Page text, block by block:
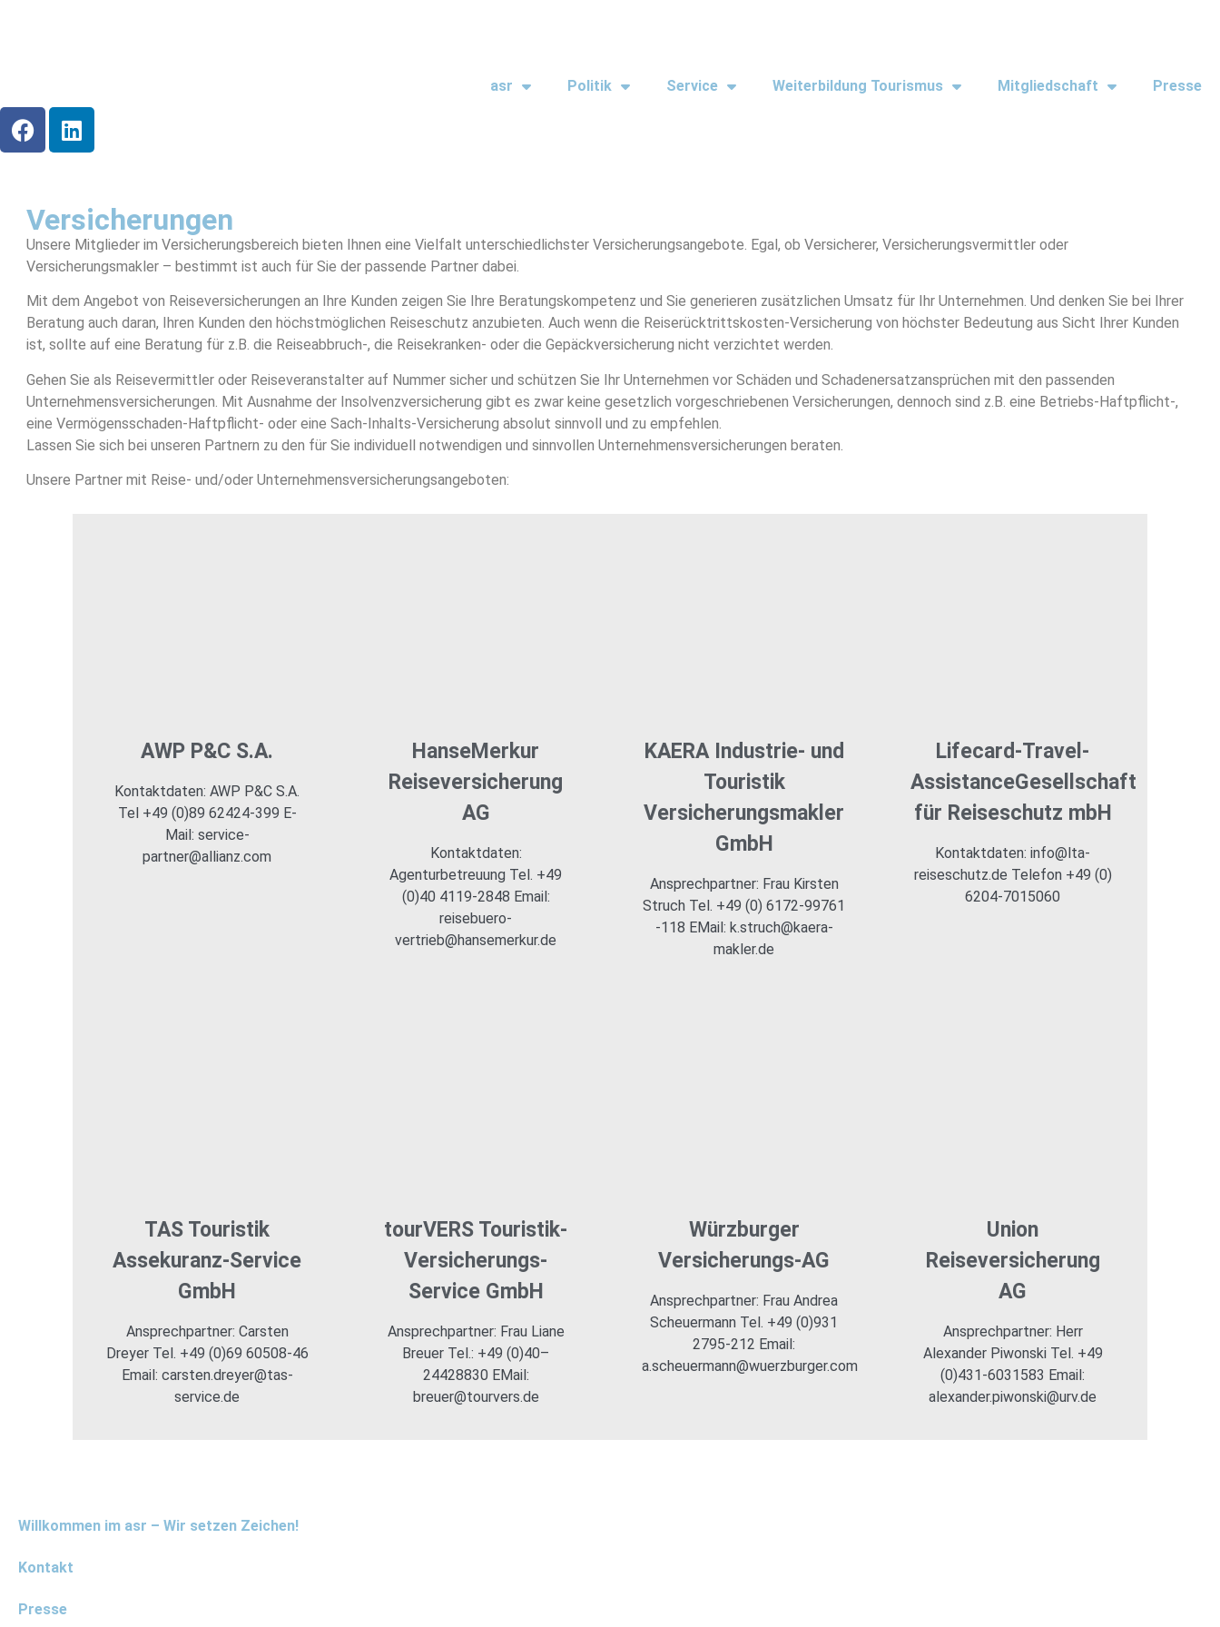
asr Politik Service Weiterbildung Tourismus Mitgliedschaft Presse
Versicherungen
Unsere Mitglieder im Versicherungsbereich bieten Ihnen eine Vielfalt unterschiedlichster Versicherungsangebote. Egal, ob Versicherer, Versicherungsvermittler oder
Versicherungsmakler – bestimmt ist auch für Sie der passende Partner dabei.
Mit dem Angebot von Reiseversicherungen an Ihre Kunden zeigen Sie Ihre Beratungskompetenz und Sie generieren zusätzlichen Umsatz für Ihr Unternehmen. Und denken Sie bei Ihrer
Beratung auch daran, Ihren Kunden den höchstmöglichen Reiseschutz anzubieten. Auch wenn die Reiserücktrittskosten-Versicherung von höchster Bedeutung aus Sicht Ihrer Kunden
ist, sollte auf eine Beratung für z.B. die Reiseabbruch-, die Reisekranken- oder die Gepäckversicherung nicht verzichtet werden.
Gehen Sie als Reisevermittler oder Reiseveranstalter auf Nummer sicher und schützen Sie Ihr Unternehmen vor Schäden und Schadenersatzansprüchen mit den passenden
Unternehmensversicherungen. Mit Ausnahme der Insolvenzversicherung gibt es zwar keine gesetzlich vorgeschriebenen Versicherungen, dennoch sind z.B. eine Betriebs-Haftpflicht-,
eine Vermögensschaden-Haftpflicht- oder eine Sach-Inhalts-Versicherung absolut sinnvoll und zu empfehlen.
Lassen Sie sich bei unseren Partnern zu den für Sie individuell notwendigen und sinnvollen Unternehmensversicherungen beraten.
Unsere Partner mit Reise- und/oder Unternehmensversicherungsangeboten:
AWP P&C S.A.
Kontaktdaten: AWP P&C S.A.
Tel +49 (0)89 62424-399 E-
Mail: service-
partner@allianz.com
HanseMerkur
Reiseversicherung
AG
Kontaktdaten:
Agenturbetreuung Tel. +49
(0)40 4119-2848 Email:
reisebuero-
vertrieb@hansemerkur.de
KAERA Industrie- und
Touristik
Versicherungsmakler
GmbH
Ansprechpartner: Frau Kirsten
Struch Tel. +49 (0) 6172-99761
-118 EMail: k.struch@kaera-
makler.de
Lifecard-Travel-
AssistanceGesellschaft
für Reiseschutz mbH
Kontaktdaten: info@lta-
reiseschutz.de Telefon +49 (0)
6204-7015060
TAS Touristik
Assekuranz-Service
GmbH
Ansprechpartner: Carsten
Dreyer Tel. +49 (0)69 60508-46
Email: carsten.dreyer@tas-
service.de
tourVERS Touristik-
Versicherungs-
Service GmbH
Ansprechpartner: Frau Liane
Breuer Tel.: +49 (0)40–
24428830 EMail:
breuer@tourvers.de
Würzburger
Versicherungs-AG
Ansprechpartner: Frau Andrea
Scheuermann Tel. +49 (0)931
2795-212 Email:
a.scheuermann@wuerzburger.com
Union
Reiseversicherung
AG
Ansprechpartner: Herr
Alexander Piwonski Tel. +49
(0)431-6031583 Email:
alexander.piwonski@urv.de
Willkommen im asr – Wir setzen Zeichen!
Kontakt
Presse